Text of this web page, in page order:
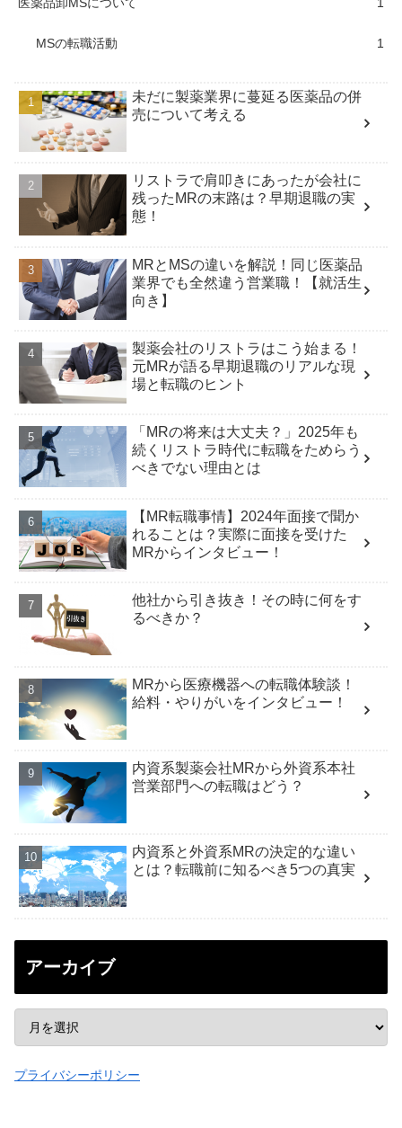
医薬品卸MSについて 1
MSの転職活動 1
未だに製薬業界に蔓延る医薬品の併
売について考える
リストラで肩叩きにあったが会社に
残ったMRの末路は？早期退職の実
態！
MRとMSの違いを解説！同じ医薬品
業界でも全然違う営業職！【就活生
向き】
製薬会社のリストラはこう始まる！
元MRが語る早期退職のリアルな現
場と転職のヒント
「MRの将来は大丈夫？」2025年も
続くリストラ時代に転職をためらう
べきでない理由とは
【MR転職事情】2024年面接で聞か
れることは？実際に面接を受けた
MRからインタビュー！
他社から引き抜き！その時に何をす
るべきか？
MRから医療機器への転職体験談！
給料・やりがいをインタビュー！
内資系製薬会社MRから外資系本社
営業部門への転職はどう？
内資系と外資系MRの決定的な違い
とは？転職前に知るべき5つの真実
アーカイブ
プライバシーポリシー